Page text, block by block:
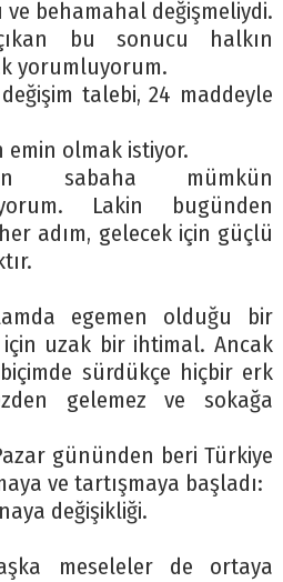
ve behamahal değişmeliydi.
bu sonucu halkın
yorumluyorum.
talebi, 24 maddeyle
emin olmak istiyor.
sabaha mümkün
Lakin bugünden
adım, gelecek için güçlü
egemen olduğu bir
uzak bir ihtimal. Ancak
sürdükçe hiçbir erk
gelemez ve sokağa
gününden beri Türkiye
ve tartışmaya başladı:
değişikliği.
meseleler de ortaya